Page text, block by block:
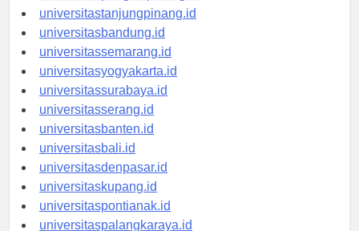
universitaspangkalpinang.id
universitastanjungpinang.id
universitasbandung.id
universitassemarang.id
universitasyogyakarta.id
universitassurabaya.id
universitasserang.id
universitasbanten.id
universitasbali.id
universitasdenpasar.id
universitaskupang.id
universitaspontianak.id